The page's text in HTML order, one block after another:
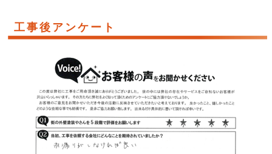
工事後アンケート